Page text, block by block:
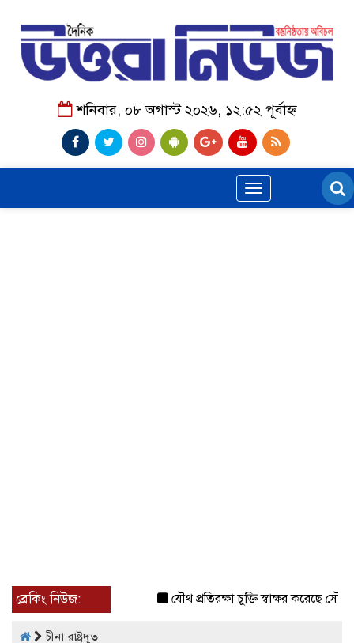
শনিবার, ০৮ অগাস্ট ২০২৬, ১২:৫২ পূর্বাহ্ন
Toggle
navigation
ব্রেকিং নিউজ: যৌথ প্রতিরক্ষা চুক্তি স্বাক্ষর করেছে সৌদি-
চীনা রাষ্ট্রদূত